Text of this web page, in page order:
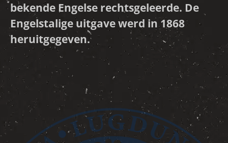
bekende Engelse rechtsgeleerde. De
Engelstalige uitgave werd in 1868
heruitgegeven.